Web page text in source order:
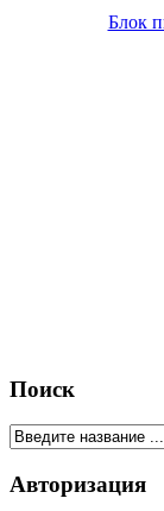
Блок
Поиск
Авторизация